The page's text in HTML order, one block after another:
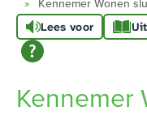
Kennemer Wonen sluit 100e
Lees voor
Kennemer